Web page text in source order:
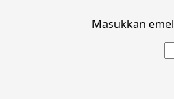
Masukkan